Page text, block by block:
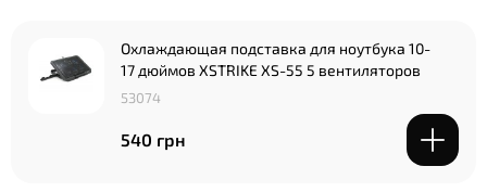
Охлаждающая подставка для ноутбука 10-
17 дюймов XSTRIKE XS-55 5 вентиляторов
53074
540 грн